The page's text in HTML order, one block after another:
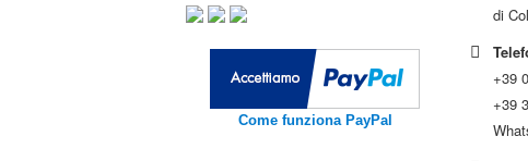
Come funziona PayPal
di
+39
+39